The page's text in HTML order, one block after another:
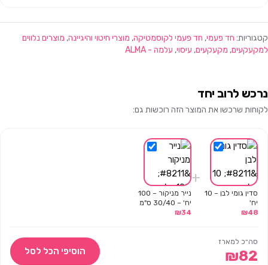
קטגוריות: חד פעמי, חד פעמי לקוסמטיקה, מוצרי חיטוי והיגיינה, מוצרים נלווים
למקעקעים, מקעקעים, עיסוי, עלמה - ALMA
נרכש לרוב יחד
לקוחות שרכשו את המוצר הזה רוכשות גם:
סדין גומי לבן – 10
יח'
₪48
+
נייר מניקור – 100
יח' – 30/40 ס"מ
₪34
סה״כ למארז
₪82 הוסיפי הכל לסל